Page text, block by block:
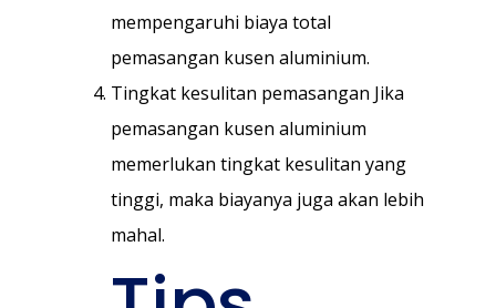
mempengaruhi biaya total
pemasangan kusen aluminium.
Tingkat kesulitan pemasangan Jika
pemasangan kusen aluminium
memerlukan tingkat kesulitan yang
tinggi, maka biayanya juga akan lebih
mahal.